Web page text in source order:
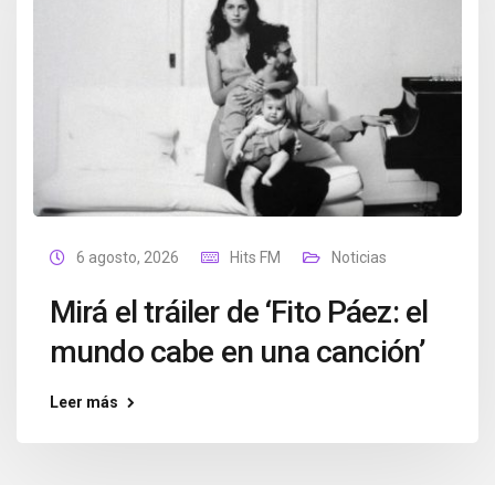
6 agosto, 2026 Hits FM Noticias
Mirá el tráiler de ‘Fito Páez: el
mundo cabe en una canción’
Leer más